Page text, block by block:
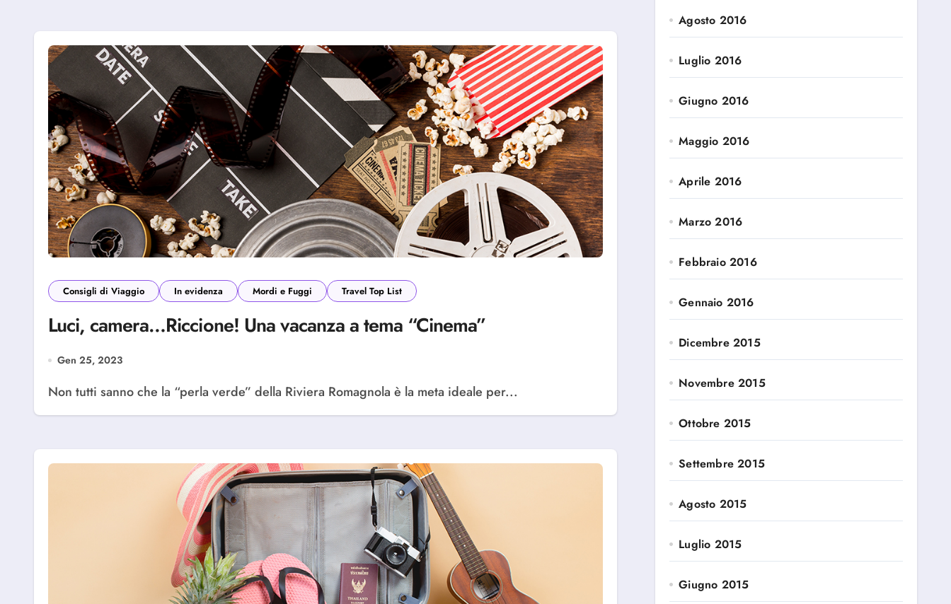
Consigli di Viaggio In evidenza Mordi e Fuggi Travel Top List
Luci, camera…Riccione! Una vacanza a tema “Cinema”
Gen 25, 2023
Non tutti sanno che la “perla verde” della Riviera Romagnola è la meta ideale per...
Agosto 2016
Luglio 2016
Giugno 2016
Maggio 2016
Aprile 2016
Marzo 2016
Febbraio 2016
Gennaio 2016
Dicembre 2015
Novembre 2015
Ottobre 2015
Settembre 2015
Agosto 2015
Luglio 2015
Giugno 2015